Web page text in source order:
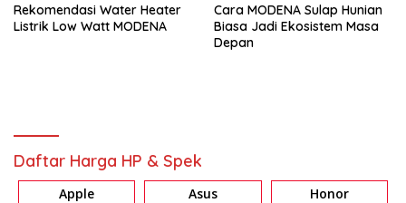
Rekomendasi Water Heater
Listrik Low Watt MODENA
Cara MODENA Sulap Hunian
Biasa Jadi Ekosistem Masa
Depan
Daftar Harga HP & Spek
Apple Asus Honor